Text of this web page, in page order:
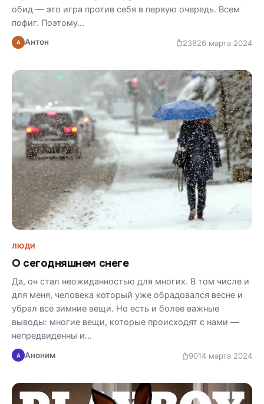
обид — это игра против себя в первую очередь. Всем
пофиг. Поэтому…
А Антон 23826 марта 2024
ЛЮДИ
О сегодняшнем снеге
Да, он стал неожиданностью для многих. В том числе и
для меня, человека который уже обрадовался весне и
убрал все зимние вещи. Но есть и более важные
выводы: многие вещи, которые происходят с нами —
непредвиденны и…
А Аноним 9014 марта 2024